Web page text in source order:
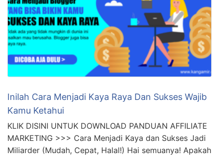
Inilah Cara Menjadi Kaya Raya Dan Sukses Wajib
Kamu Ketahui
KLIK DISINI UNTUK DOWNLOAD PANDUAN AFFILIATE
MARKETING >>> Cara Menjadi Kaya dan Sukses Jadi
Miliarder (Mudah, Cepat, Halal!) Hai semuanya! Apakah